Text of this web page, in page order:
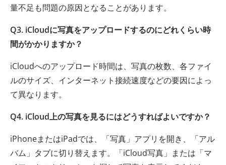
量不足も問題の原因となることがあります。
Q3. iCloudに写真をアップロードするのにどれくらい時
間がかかりますか？
iCloudへのアップロード時間は、写真の枚数、各ファイ
ルのサイズ、インターネット接続速度などの要因によっ
て異なります。
Q4. iCloud上の写真を見るにはどうすればよいですか？
iPhoneまたはiPadでは、「写真」アプリを開き、「アル
バム」タブに切り替えます。「iCloud写真」または「マ